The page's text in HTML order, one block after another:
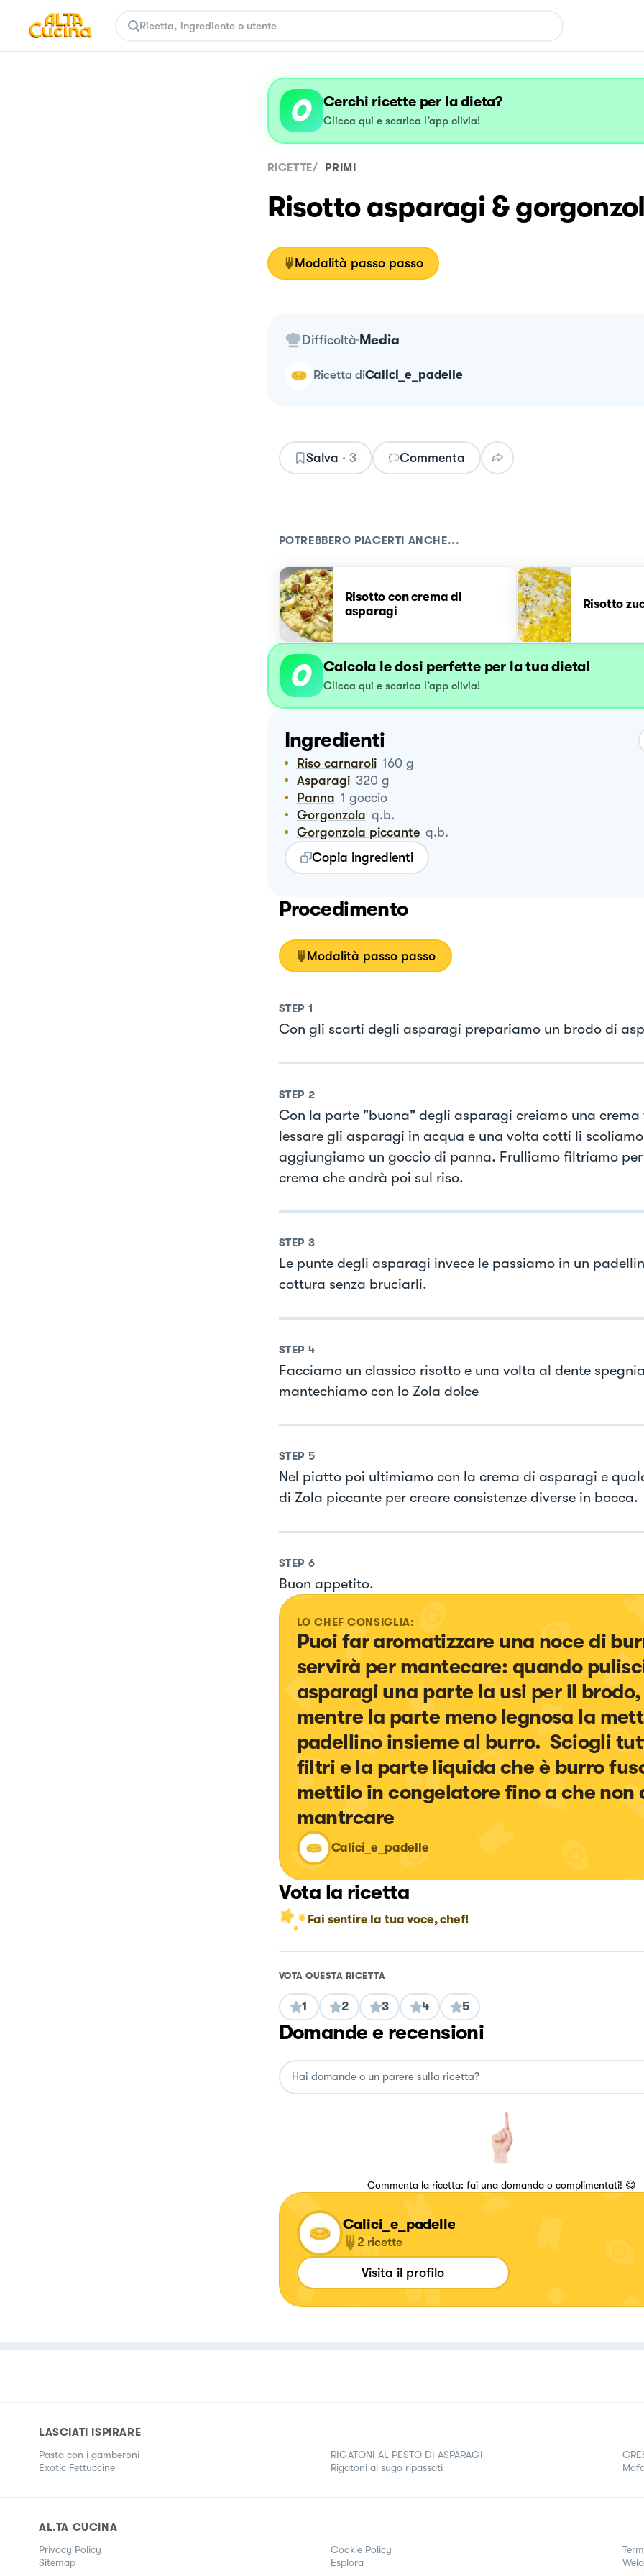
Cerchi ricette per la dieta?
Clicca qui e scarica l’app olivia!
RICETTE/ PRIMI
Risotto asparagi &
Modalità passo passo
Difficoltà Media
ricetta diCalici_e_padelle
Salva · 3 Commenta
POTREBBERO PIACERTI ANCHE...
Risotto con crema di
asparagi
Risotto
Calcola le dosi perfette per la tua dieta!
Clicca qui e scarica l’app olivia!
Ingredienti
Riso carnaroli 160 g
Asparagi 320 g
Panna 1 goccio
Gorgonzola q.b.
Gorgonzola piccante q.b.
Copia ingredienti
Procedimento
Modalità passo passo
STEP 1
Con gli scarti degli asparagi prepariamo un brodo di
STEP 2
Con la parte "buona" degli asparagi creiamo una crema
lessare gli asparagi in acqua e una volta cotti li
aggiungiamo un goccio di panna. Frulliamo filtriamo
crema che andrà poi sul riso.
STEP 3
Le punte degli asparagi invece le passiamo in un
cottura senza bruciarli.
STEP 4
Facciamo un classico risotto e una volta al dente
mantechiamo con lo Zola dolce
STEP 5
Nel piatto poi ultimiamo con la crema di asparagi e
di Zola piccante per creare consistenze diverse in bocca.
STEP 6
Buon appetito.
LO CHEF CONSIGLIA:
Puoi far aromatizzare una noce di
servirà per mantecare: quando
asparagi una parte la usi per il
mentre la parte meno legnosa la
padellino insieme al burro.  Sciogli
filtri e la parte liquida che è burro
mettilo in congelatore fino a che non
mantrcare
Calici_e_padelle
Vota la ricetta
Fai sentire la tua voce, chef!
VOTA QUESTA RICETTA
1 2 3 4 5
Domande e recensioni
Commenta la ricetta: fai una domanda o complimentati! 😋
Calici_e_padelle
2 ricette
Visita il profilo
LASCIATI ISPIRARE
Pasta con i gamberoni
Exotic Fettuccine
RIGATONI AL PESTO DI ASPARAGI
Rigatoni al sugo ripassati
AL.TA CUCINA
Privacy Policy Cookie Policy
Sitemap
Esplora